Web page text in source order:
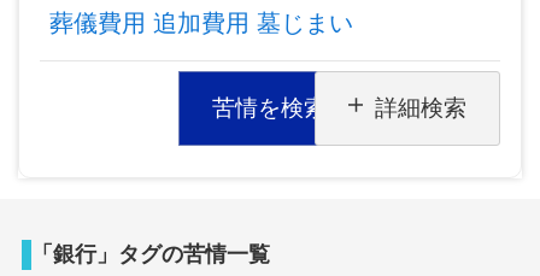
葬儀費用 追加費用 墓じまい
苦情を検索 詳細検索
「銀行」タグの苦情一覧